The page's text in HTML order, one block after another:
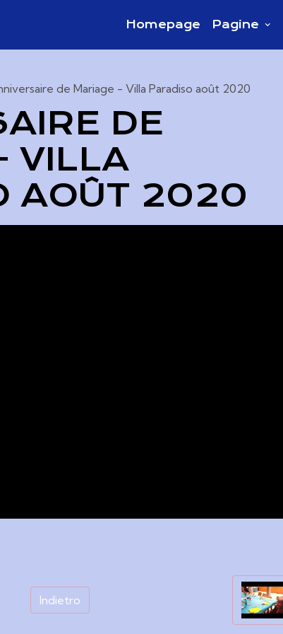
Homepage Pagine
de Mariage - Villa Paradiso août 2020
DE
VILLA
AOÛT 2020
Indietro